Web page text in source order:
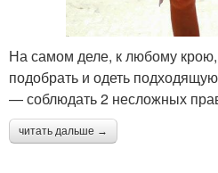
На самом деле, к любому
подобрать и одеть
— соблюдать 2 несложных
читать дальше →